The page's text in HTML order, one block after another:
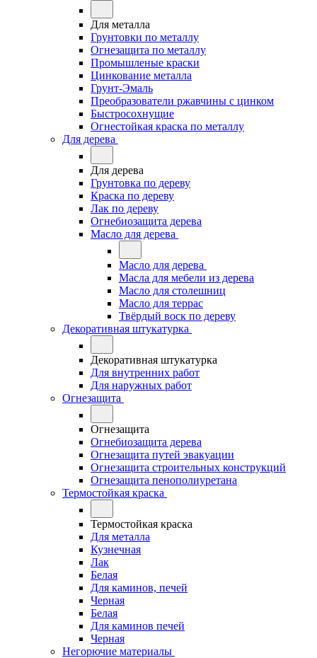
Для металла
Грунтовки по металлу
Огнезащита по металлу
Промышленые краски
Цинкование металла
Грунт-Эмаль
Преобразователи ржавчины с цинком
Быстросохнущие
Огнестойкая краска по металлу
Для дерева
Для дерева
Грунтовка по дереву
Краска по дереву
Лак по дереву
Огнебиозащита дерева
Масло для дерева
Масло для дерева
Масла для мебели из дерева
Масло для столешниц
Масло для террас
Твёрдый воск по дереву
Декоративная штукатурка
Декоративная штукатурка
Для внутренних работ
Для наружных работ
Огнезащита
Огнезащита
Огнебиозащита дерева
Огнезащита путей эвакуации
Огнезащита строительных конструкций
Огнезащита пенополиуретана
Термостойкая краска
Термостойкая краска
Для металла
Кузнечная
Лак
Белая
Для каминов, печей
Черная
Белая
Для каминов печей
Черная
Негорючие материалы